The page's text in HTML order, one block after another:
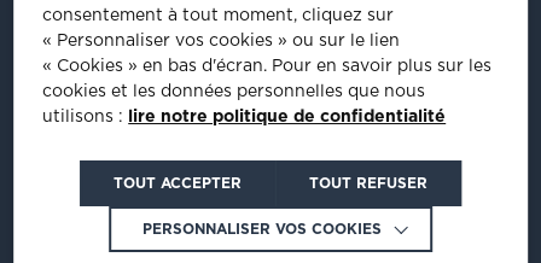
PLUS D'INFORMATIONS
consentement à tout moment, cliquez sur
« Personnaliser vos cookies » ou sur le lien
« Cookies » en bas d'écran. Pour en savoir plus sur les
cookies et les données personnelles que nous
utilisons :
lire notre politique de confidentialité
TOUT ACCEPTER TOUT REFUSER
PERSONNALISER VOS COOKIES